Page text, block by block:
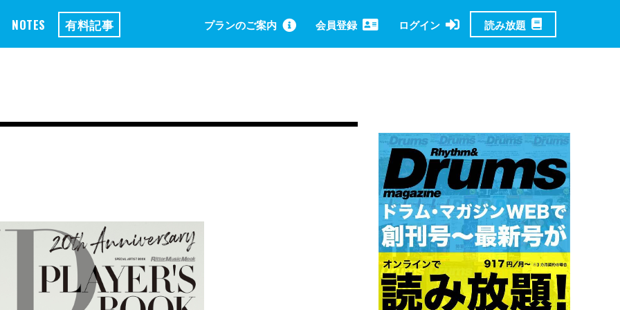
NOTES 有料記事 プランのご案内 会員登録 ログイン 読み放題